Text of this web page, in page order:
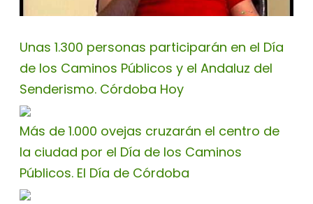
Unas 1.300 personas participarán en el Día
de los Caminos Públicos y el Andaluz del
Senderismo. Córdoba Hoy
Más de 1.000 ovejas cruzarán el centro de
la ciudad por el Día de los Caminos
Públicos. El Día de Córdoba